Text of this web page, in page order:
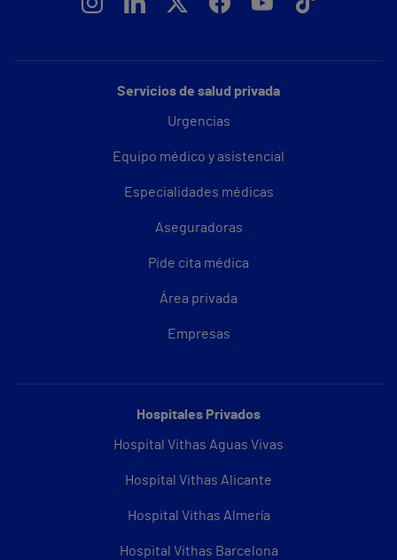
Servicios de salud privada
Urgencias
Equipo médico y asistencial
Especialidades médicas
Aseguradoras
Pide cita médica
Área privada
Empresas
Hospitales Privados
Hospital Vithas Aguas Vivas
Hospital Vithas Alicante
Hospital Vithas Almería
Hospital Vithas Barcelona